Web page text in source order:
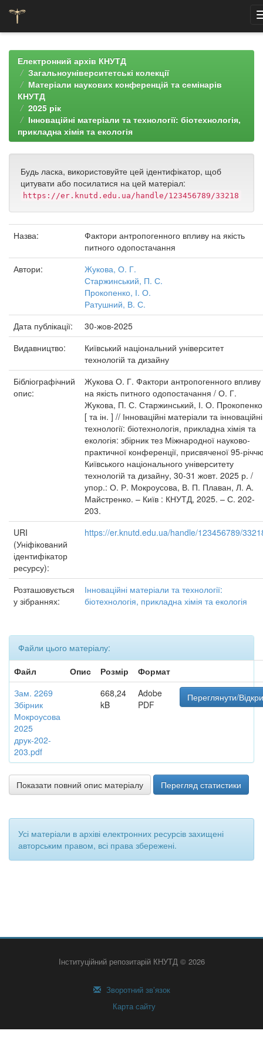
navigationЕлектронний архів КНУТД
Загальноуніверситетські колекції
Матеріали наукових конференцій та семінарів
КНУТД
2025 рік
Інноваційні матеріали та технології: біотехнологія,
прикладна хімія та екологія
Будь ласка, використовуйте цей ідентифікатор, щоб
цитувати або посилатися на цей матеріал:
https://er.knutd.edu.ua/handle/123456789/33218
Назва:
Фактори антропогенного впливу на якість
питного одопостачання
Автори:
Жукова, О. Г.
Старжинський, П. С.
Прокопенко, І. О.
Ратушний, В. С.
Дата публікації:
30-жов-2025
Видавництво:
Київський національний університет
технологій та дизайну
Бібліографічний
опис:
Жукова О. Г. Фактори антропогенного впливу
на якість питного одопостачання / О. Г.
Жукова, П. С. Старжинський, І. О. Прокопенко
[ та ін. ] // Інноваційні матеріали та інноваційні
технології: біотехнологія, прикладна хімія та
екологія: збірник тез Міжнародної науково-
практичної конференції, присвяченої 95-
Київського національного університету
технологій та дизайну, 30-31 жовт. 2025 р. /
упор.: О. Р. Мокроусова, В. П. Плаван, Л. А.
Майстренко. – Київ : КНУТД, 2025. – С. 202-
203.
URI
(Уніфікований
ідентифікатор
ресурсу):
https://er.knutd.edu.ua/handle/123456789/
Розташовується
у зібраннях:
Інноваційні матеріали та технології:
біотехнологія, прикладна хімія та екологія
Файли цього матеріалу:
Файл
Опис Розмір
Формат
Зам. 2269
Збірник
Мокроусова
2025
друк-202-
203.pdf
668,24
kB
Adobe
PDF
Переглянути/
Показати повний опис матеріалу Перегляд статистики
Усі матеріали в архіві електронних ресурсів захищені
авторським правом, всі права збережені.
Інституційний репозитарій КНУТД © 2026
Зворотний зв’язок
Карта сайту